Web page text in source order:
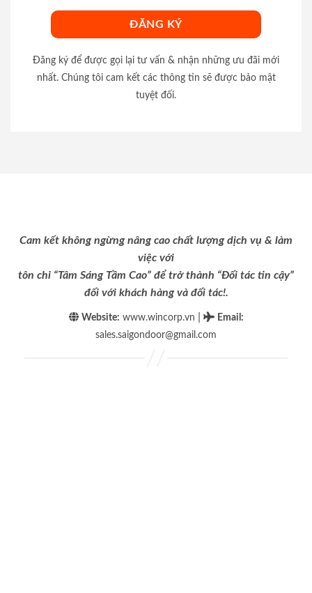
Đăng ký để được gọi lại tư vấn & nhận những ưu đãi mới
nhất. Chúng tôi cam kết các thông tin sẽ được bảo mật
tuyệt đối.
Cam kết không ngừng nâng cao chất lượng dịch vụ & làm
việc với
tôn chỉ “Tâm Sáng Tầm Cao” để trở thành “Đối tác tin cậy”
đối với khách hàng và đối tác!.
Website: www.wincorp.vn Email :
sales.saigondoor@gmail.com